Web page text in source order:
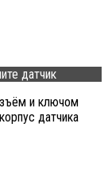
датчик
и ключом
датчика